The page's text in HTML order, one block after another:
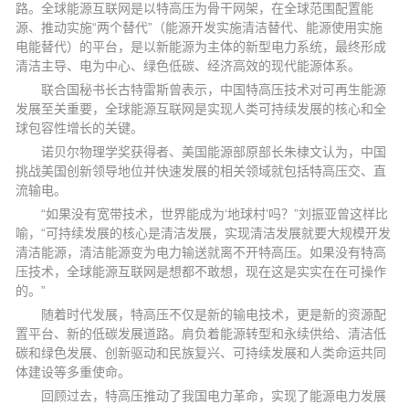
路。全球能源互联网是以特高压为骨干网架，在全球范围配置能
源、推动实施“两个替代”（能源开发实施清洁替代、能源使用实施
电能替代）的平台，是以新能源为主体的新型电力系统，最终形成
清洁主导、电为中心、绿色低碳、经济高效的现代能源体系。
联合国秘书长古特雷斯曾表示，中国特高压技术对可再生能源
发展至关重要，全球能源互联网是实现人类可持续发展的核心和全
球包容性增长的关键。
诺贝尔物理学奖获得者、美国能源部原部长朱棣文认为，中国
挑战美国创新领导地位并快速发展的相关领域就包括特高压交、直
流输电。
“如果没有宽带技术，世界能成为‘地球村’吗？”刘振亚曾这样比
喻，“可持续发展的核心是清洁发展，实现清洁发展就要大规模开发
清洁能源，清洁能源变为电力输送就离不开特高压。如果没有特高
压技术，全球能源互联网是想都不敢想，现在这是实实在在可操作
的。”
随着时代发展，特高压不仅是新的输电技术，更是新的资源配
置平台、新的低碳发展道路。肩负着能源转型和永续供给、清洁低
碳和绿色发展、创新驱动和民族复兴、可持续发展和人类命运共同
体建设等多重使命。
回顾过去，特高压推动了我国电力革命，实现了能源电力发展